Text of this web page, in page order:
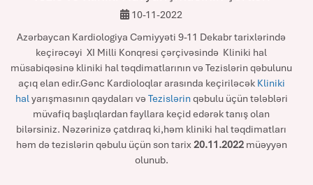
10-11-2022
Azərbaycan Kardiologiya Cəmiyyəti 9-11 Dekabr tarixlərində
keçirəcəyi XI Milli Konqresi çərçivəsində Kliniki hal
müsabiqəsinə kliniki hal təqdimatlarının və Tezislərin qəbulunu
açıq elan edir.Gənc Kardioloqlar arasında keçiriləcək Kliniki
halyarışmasının qaydaları və Tezislərinqəbulu üçün tələbləri
müvafiq başlıqlardan fayllara keçid edərək tanış olan
bilərsiniz. Nəzərinizə çatdıraq ki,həm kliniki hal təqdimatları
həm də tezislərin qəbulu üçün son tarix20.11.2022müəyyən
olunub.